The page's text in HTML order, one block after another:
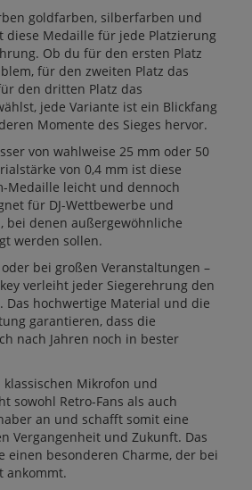
goldfarben, silberfarben und
diese Medaille für jede Platzierung
Ob du für den ersten Platz
für den zweiten Platz das
den dritten Platz das
jede Variante ist ein Blickfang
Momente des Sieges hervor.
von wahlweise 25 mm oder 50
von 0,4 mm ist diese
Medaille leicht und dennoch
für DJ-Wettbewerbe und
bei denen außergewöhnliche
werden sollen.
bei großen Veranstaltungen –
verleiht jeder Siegerehrung den
Das hochwertige Material und die
garantieren, dass die
nach Jahren noch in bester
klassischen Mikrofon und
sowohl Retro-Fans als auch
an und schafft somit eine
Vergangenheit und Zukunft. Das
einen besonderen Charme, der bei
ankommt.